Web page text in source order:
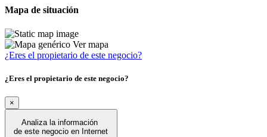
Mapa de situación
Ver mapa
¿Eres el propietario de este negocio?
¿Eres el propietario de este negocio?
×
Analiza la información
de este negocio en Internet